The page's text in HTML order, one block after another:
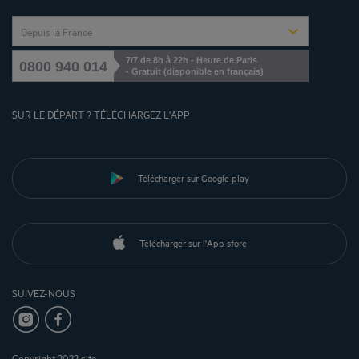
Depuis la France
0800 940 014
7/7 de 8h à 22h - Heure de Paris
- Gratuit (disponible en français)
SUR LE DÉPART ? TÉLÉCHARGEZ L'APP
Télécharger sur Google play
Télécharger sur l'App store
SUIVEZ-NOUS